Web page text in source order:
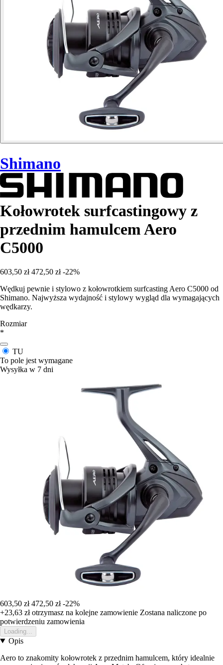
Shimano
Kołowrotek surfcastingowy z
przednim hamulcem Aero
C5000
603,50 zł 472,50 zł -22%
Wędkuj pewnie i stylowo z kołowrotkiem surfcasting Aero C5000 od
Shimano. Najwyższa wydajność i stylowy wygląd dla wymagających
wędkarzy.
Rozmiar
*
TU
To pole jest wymagane
Wysyłka w 7 dni
603,50 zł 472,50 zł -22%
+23,63 złotrzymasz na kolejne zamowienie Zostana naliczone po
potwierdzeniu zamowienia
Loading...
Opis
Aero to znakomity kołowrotek z przednim hamulcem, który idealnie